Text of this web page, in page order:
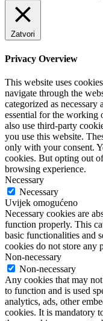
Zatvori
Privacy Overview
This website uses
navigate through the
categorized as
essential for the working
also use third-party
you use this website.
only with your consent.
cookies. But opting out
browsing experience.
Necessary
Necessary
Uvijek omogućeno
Necessary cookies are
function properly. This
basic functionalities and
cookies do not store any
Non-necessary
Non-necessary
Any cookies that may
to function and is used
analytics, ads, other
cookies. It is mandatory